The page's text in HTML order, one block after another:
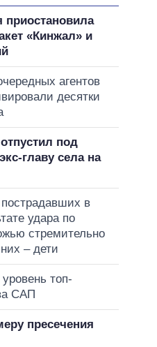
приостановила
«Кинжал» и
агентов
десятки
под
главу села на
в
удара по
стремительно
– дети
топ-
САП
пресечения